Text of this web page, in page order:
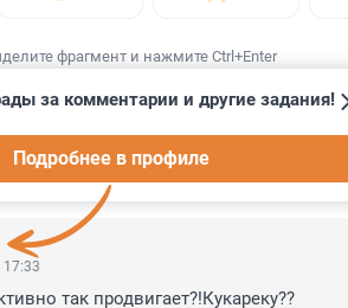
фрагмент и нажмите Ctrl+Enter
20
за комментарии и другие задания!
Подробнее в профиле
так продвигает?!Кукареку??